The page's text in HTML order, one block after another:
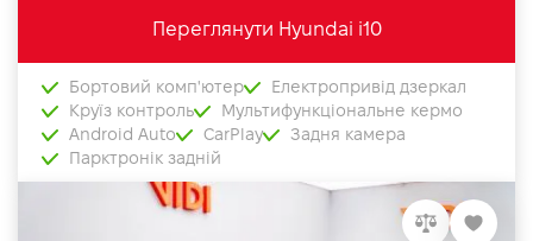
Переглянути Hyundai i10
Бортовий комп'ютер
Електропривід дзеркал
Круїз контроль
Мультифункціональне кермо
Android Auto
CarPlay
Задня камера
Парктронік задній